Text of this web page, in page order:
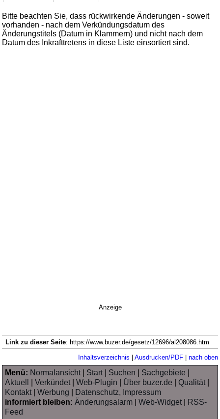
Bitte beachten Sie, dass rückwirkende Änderungen - soweit
vorhanden - nach dem Verkündungsdatum des
Änderungstitels (Datum in Klammern) und nicht nach dem
Datum des Inkrafttretens in diese Liste einsortiert sind.
Anzeige
Link zu dieser Seite: https://www.buzer.de/gesetz/12696/al208086.htm
Inhaltsverzeichnis | Ausdrucken/PDF| nach oben
Menü: Normalansicht| Start| Suchen Sachgebiete
Aktuell
|Verkündet|Web-Plugin Über buzer.de |Qualität|
Kontakt|Werbung
Datenschutz, Impressum
informiert bleiben: Änderungsalarm |Web-Widget|
RSS-
Feed